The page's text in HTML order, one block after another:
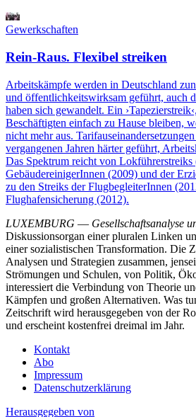
Gewerkschaften
Rein-Raus. Flexibel streiken
Arbeitskämpfe werden in Deutschland
und öffentlichkeitswirksam geführt, auch
haben sich gewandelt. Ein
Beschäftigten einfach zu Hause bleiben,
nicht mehr aus.
vergangenen Jahren härter geführt,
Das Spektrum reicht von Lokführerstreiks
GebäudereinigerInnen (2009) und der
zu den Streiks der FlugbegleiterInnen
Flughafensicherung (2012).
LUXEMBURG — Gesellschaftsanalyse
Diskussionsorgan einer pluralen Linken
einer sozialistischen Transformation. Die
Analysen und Strategien zusammen,
Strömungen und Schulen, von Politik,
interessiert die Verbindung von Theorie
Kämpfen und großen Alternativen. Was
Zeitschrift wird herausgegeben von der
und erscheint kostenfrei dreimal im Jahr.
Kontakt
Abo
Impressum
Datenschutzerklärung
Herausgegeben von